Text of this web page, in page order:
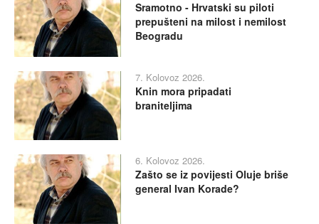
Sramotno - Hrvatski su piloti
prepušteni na milost i nemilost
Beogradu
7. Kolovoz 2026.
Knin mora pripadati
braniteljima
6. Kolovoz 2026.
Zašto se iz povijesti Oluje briše
general Ivan Korade?